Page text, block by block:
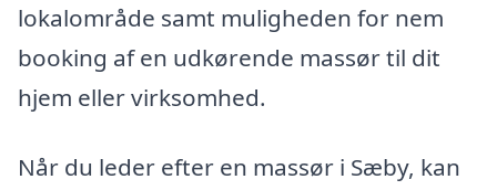
lokalområde samt muligheden for nem
booking af en udkørende massør til dit
hjem eller virksomhed.
Når du leder efter en massør i Sæby, kan